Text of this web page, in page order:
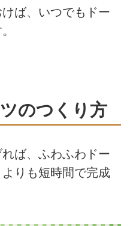
ば、いつでもドー
のつくり方
ば、ふわふわドー
りも短時間で完成